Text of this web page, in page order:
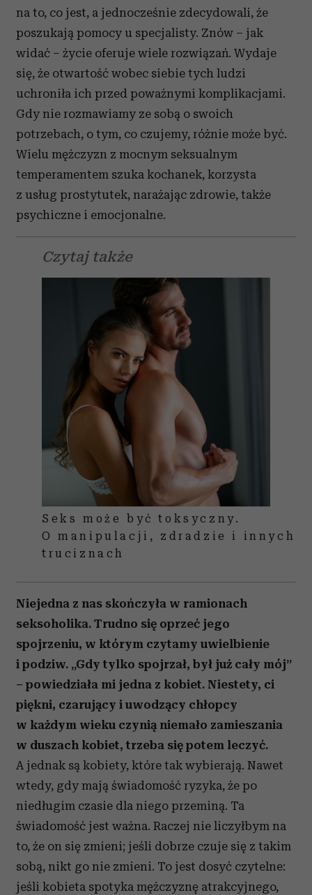
na to, co jest, a jednocześnie zdecydowali, że
poszukają pomocy u specjalisty. Znów – jak
widać – życie oferuje wiele rozwiązań. Wydaje
się, że otwartość wobec siebie tych ludzi
uchroniła ich przed poważnymi komplikacjami.
Gdy nie rozmawiamy ze sobą o swoich
potrzebach, o tym, co czujemy, różnie może być.
Wielu mężczyzn z mocnym seksualnym
temperamentem szuka kochanek, korzysta
z usług prostytutek, narażając zdrowie, także
psychiczne i emocjonalne.
Czytaj także
Seks może być toksyczny.
O manipulacji, zdradzie i innych
truciznach
Niejedna z nas skończyła w ramionach
seksoholika. Trudno się oprzeć jego
spojrzeniu, w którym czytamy uwielbienie
i podziw. „Gdy tylko spojrzał, był już cały mój”
– powiedziała mi jedna z kobiet. Niestety, ci
piękni, czarujący i uwodzący chłopcy
w każdym wieku czynią niemało zamieszania
w duszach kobiet, trzeba się potem leczyć.
A jednak są kobiety, które tak wybierają. Nawet
wtedy, gdy mają świadomość ryzyka, że po
niedługim czasie dla niego przeminą. Ta
świadomość jest ważna. Raczej nie liczyłbym na
to, że on się zmieni; jeśli dobrze czuje się z takim
sobą, nikt go nie zmieni. To jest dosyć czytelne:
jeśli kobieta spotyka mężczyznę atrakcyjnego,